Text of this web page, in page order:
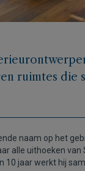
ruimtes die
naam op het
alle uithoeken van
10 jaar werkt hij